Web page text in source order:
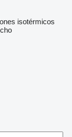
isotérmicos